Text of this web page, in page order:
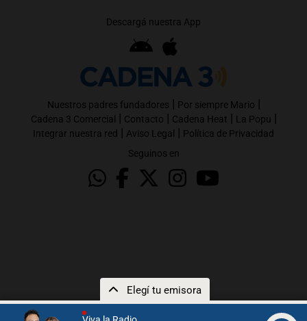
Elegí tu emisora
Descargá nuestra App
Nuestros padres fundadores | Por siempre Mario |
Cadena 3 Comercial | Contacto | Cadena Heat | La Popu |
Integrar nuestra red | Aviso Legal | Política de Privacidad
Seguinos en